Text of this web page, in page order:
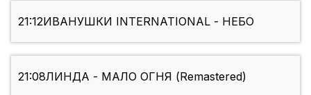
21:12ИВАНУШКИ INTERNATIONAL - НЕБО
21:08ЛИНДА - МАЛО ОГНЯ (Remastered)